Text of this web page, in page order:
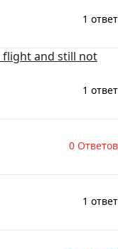
1 ответ
and still not
1 ответ
0 Ответов
1 ответ